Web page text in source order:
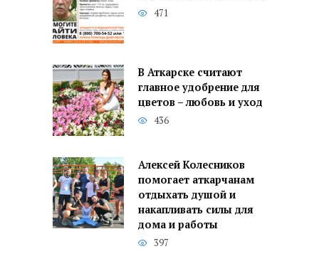
471
В Аткарске считают
главное удобрение для
цветов – любовь и уход
436
Алексей Колесников
помогает аткарчанам
отдыхать душой и
накапливать силы для
дома и работы
397